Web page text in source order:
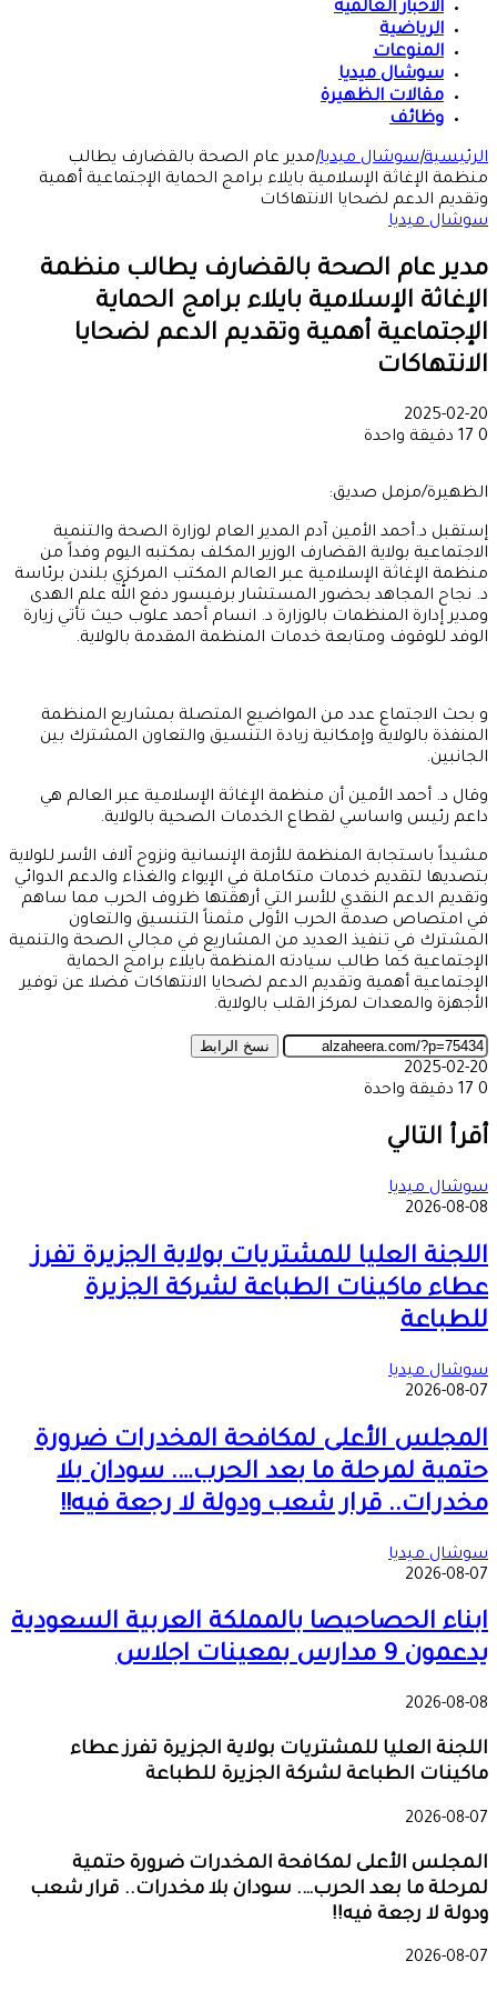
الأخبار العالمية
الرياضية
المنوعات
سوشال ميديا
مقالات الظهيرة
وظائف
الرئيسية|سوشال ميديا|مدير عام الصحة بالقضارف يطالب
منظمة الإغاثة الإسلامية بايلاء برامج الحماية الإجتماعية أهمية
وتقديم الدعم لضحايا الانتهاكات
سوشال ميديا
مدير عام الصحة بالقضارف يطالب منظمة
الإغاثة الإسلامية بايلاء برامج الحماية
الإجتماعية أهمية وتقديم الدعم لضحايا
الانتهاكات
2025-02-20
0
دقيقة واحدة
الظهيرة/مزمل صديق:
إستقبل د.أحمد الأمين آدم المدير العام لوزارة الصحة والتنمية
الاجتماعية بولاية القضارف الوزير المكلف بمكتبه اليوم وفداً من
منظمة الإغاثة الإسلامية عبر العالم المكتب المركزي بلندن برئاسة
د. نجاح المجاهد بحضور المستشار برفيسور دفع الله علم الهدى
ومدير إدارة المنظمات بالوزارة د. انسام أحمد علوب حيث تأتي زيارة
الوفد للوقوف ومتابعة خدمات المنظمة المقدمة بالولاية.
و بحث الاجتماع عدد من المواضيع المتصلة بمشاريع المنظمة
المنفذة بالولاية وإمكانية زيادة التنسيق والتعاون المشترك بين
الجانبين.
وقال د. أحمد الأمين أن منظمة الإغاثة الإسلامية عبر العالم هي
داعم رئيس واساسي لقطاع الخدمات الصحية بالولاية.
مشيداً باستجابة المنظمة للأزمة الإنسانية ونزوح آلاف الأسر للولاية
بتصديها لتقديم خدمات متكاملة في الإيواء والغذاء والدعم الدوائي
وتقديم الدعم النقدي للأسر التي أرهقتها ظروف الحرب مما ساهم
في امتصاص صدمة الحرب الأولى مثمناً التنسيق والتعاون
المشترك في تنفيذ العديد من المشاريع في مجالي الصحة والتنمية
الإجتماعية كما طالب سيادته المنظمة بايلاء برامج الحماية
الإجتماعية أهمية وتقديم الدعم لضحايا الانتهاكات فضلا عن توفير
الأجهزة والمعدات لمركز القلب بالولاية.
نسخ الرابط
2025-02-20
0
دقيقة واحدة
عبر
البريد
أقرأ التالي
سوشال ميديا
2026-08-08
اللجنة العليا للمشتريات بولاية الجزيرة تفرز
عطاء ماكينات الطباعة لشركة الجزيرة
للطباعة
سوشال ميديا
2026-08-07
المجلس الأعلى لمكافحة المخدرات ضرورة
حتمية لمرحلة ما بعد الحرب…. سودان بلا
مخدرات.. قرار شعب ودولة لا رجعة فيه!!
سوشال ميديا
2026-08-07
ابناء الحصاحيصا بالمملكة العربية السعودية
يدعمون 9 مدارس بمعينات اجلاس
2026-08-08
اللجنة العليا للمشتريات بولاية الجزيرة تفرز عطاء
ماكينات الطباعة لشركة الجزيرة للطباعة
2026-08-07
المجلس الأعلى لمكافحة المخدرات ضرورة حتمية
لمرحلة ما بعد الحرب…. سودان بلا مخدرات.. قرار شعب
ودولة لا رجعة فيه!!
2026-08-07